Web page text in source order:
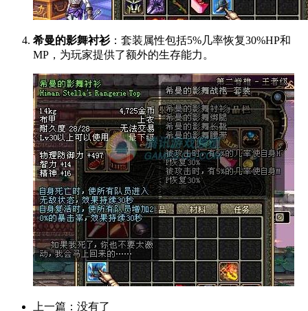
希曼的影舞衬衫：套装属性包括5%几率恢复30%HP和
MP，为玩家提供了额外的生存能力。
上一篇：没有了